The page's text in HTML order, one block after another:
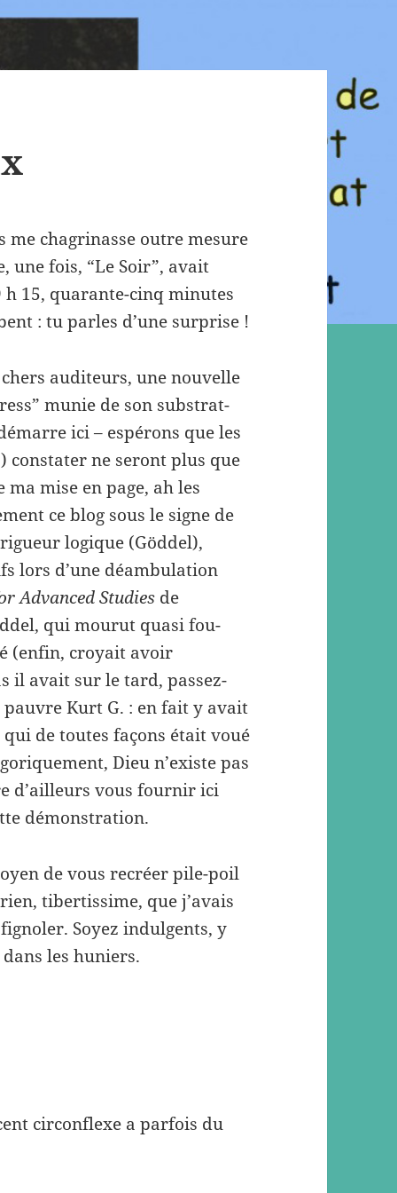
chagrinasse outre mesure
une fois, “Le Soir”, avait
h 15, quarante-cinq minutes
: tu parles d’une surprise !
auditeurs, une nouvelle
munie de son substrat-
ici – espérons que les
constater ne seront plus que
mise en page, ah les
ce blog sous le signe de
logique (Göddel),
lors d’une déambulation
Advanced Studies de
qui mourut quasi fou-
(enfin, croyait avoir
il avait sur le tard, passez-
pauvre Kurt G. : en fait y avait
de toutes façons était voué
Dieu n’existe pas
d’ailleurs vous fournir ici
démonstration.
de vous recréer pile-poil
tibertissime, que j’avais
Soyez indulgents, y
les huniers.
circonflexe a parfois du